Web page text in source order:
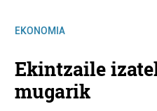
EKONOMIA
Ekintzaile
mugarik